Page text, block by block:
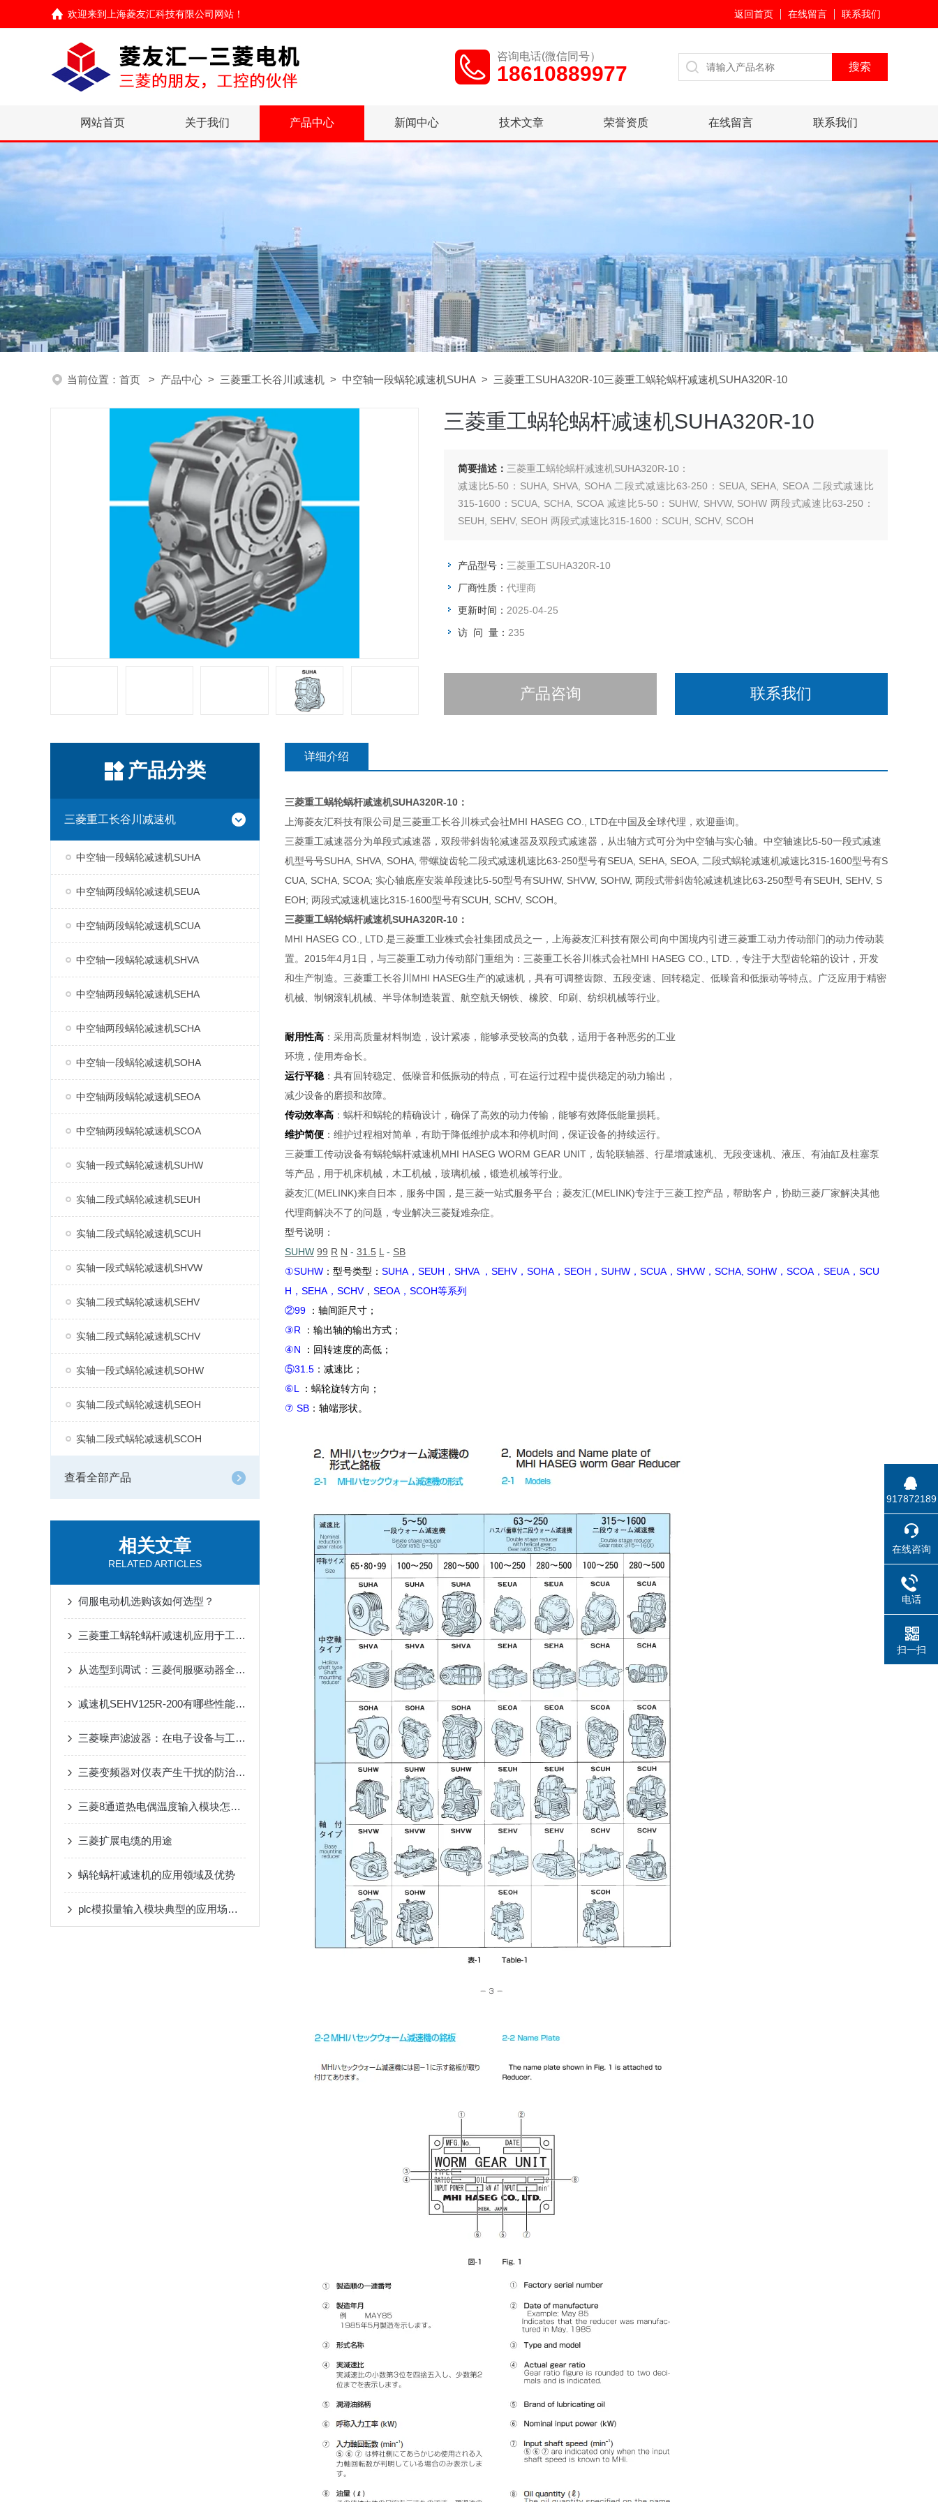
欢迎来到 上海菱友汇科技有限公司网站 ！ 返回首页 在线留言 联系我们
咨询电话(微信同号）
18610889977
网站首页 关于我们 产品中心 新闻中心 技术文章 荣誉资质 在线留言 联系我们
当前位置： 首页 > 产品中心 > 三菱重工长谷川减速机 > 中空轴一段蜗轮减速机SUHA > 三菱重工SUHA320R-10三菱重工蜗轮蜗杆减速机SUHA320R-10
三菱重工蜗轮蜗杆减速机SUHA320R-10
简要描述： 三菱重工蜗轮蜗杆减速机SUHA320R-10：
减速比5-50：SUHA, SHVA, SOHA 二段式减速比63-250：SEUA, SEHA, SEOA 二段式减速比
315-1600：SCUA, SCHA, SCOA 减速比5-50：SUHW, SHVW, SOHW 两段式减速比63-250：
SEUH, SEHV, SEOH 两段式减速比315-1600：SCUH, SCHV, SCOH
产品型号： 三菱重工SUHA320R-10
厂商性质： 代理商
更新时间： 2025-04-25
访 问 量： 235
产品咨询 联系我们
产品分类
三菱重工长谷川减速机
中空轴一段蜗轮减速机SUHA
中空轴两段蜗轮减速机SEUA
中空轴两段蜗轮减速机SCUA
中空轴一段蜗轮减速机SHVA
中空轴两段蜗轮减速机SEHA
中空轴两段蜗轮减速机SCHA
中空轴一段蜗轮减速机SOHA
中空轴两段蜗轮减速机SEOA
中空轴两段蜗轮减速机SCOA
实轴一段式蜗轮减速机SUHW
实轴二段式蜗轮减速机SEUH
实轴二段式蜗轮减速机SCUH
实轴一段式蜗轮减速机SHVW
实轴二段式蜗轮减速机SEHV
实轴二段式蜗轮减速机SCHV
实轴一段式蜗轮减速机SOHW
实轴二段式蜗轮减速机SEOH
实轴二段式蜗轮减速机SCOH
查看全部产品
相关文章
RELATED ARTICLES
伺服电动机选购该如何选型？
三菱重工蜗轮蜗杆减速机应用于工业领域
从选型到调试：三菱伺服驱动器全流程应用指南，新手也能快速上手
减速机SEHV125R-200有哪些性能参数和特点呢？
三菱噪声滤波器：在电子设备与工业自动化中实现电磁兼容性提升的关键工具
三菱变频器对仪表产生干扰的防治措施
三菱8通道热电偶温度输入模块怎么安装？
三菱扩展电缆的用途
蜗轮蜗杆减速机的应用领域及优势
plc模拟量输入模块典型的应用场景介绍
详细介绍
三菱重工蜗轮蜗杆减速机SUHA320R-10：
上海菱友汇科技有限公司是三菱重工长谷川株式会社MHI HASEG CO., LTD在中国及全球代理，欢迎垂询。
三菱重工减速器分为单段式减速器，双段带斜齿轮减速器及双段式减速器，从出轴方式可分为中空轴与实心轴。中空轴速比5-50一段式减速
机型号号SUHA, SHVA, SOHA, 带螺旋齿轮二段式减速机速比63-250型号有SEUA, SEHA, SEOA, 二段式蜗轮减速机减速比315-1600型号有S
CUA, SCHA, SCOA; 实心轴底座安装单段速比5-50型号有SUHW, SHVW, SOHW, 两段式带斜齿轮减速机速比63-250型号有SEUH, SEHV, S
EOH; 两段式减速机速比315-1600型号有SCUH, SCHV, SCOH。
三菱重工蜗轮蜗杆减速机SUHA320R-10：
MHI HASEG CO., LTD.是三菱重工业株式会社集团成员之一，上海菱友汇科技有限公司向中国境内引进三菱重工动力传动部门的动力传动装
置。2015年4月1日，与三菱重工动力传动部门重组为：三菱重工长谷川株式会社MHI HASEG CO., LTD.，专注于大型齿轮箱的设计，开发
和生产制造。三菱重工长谷川MHI HASEG生产的减速机，具有可调整齿隙、五段变速、回转稳定、低噪音和低振动等特点。广泛应用于精密
机械、制钢滚轧机械、半导体制造装置、航空航天钢铁、橡胶、印刷、纺织机械等行业。
耐用性高 ：采用高质量材料制造，设计紧凑，能够承受较高的负载，适用于各种恶劣的工业
环境，使用寿命长。
运行平稳 ：具有回转稳定、低噪音和低振动的特点，可在运行过程中提供稳定的动力输出，
减少设备的磨损和故障。
传动效率高 ：蜗杆和蜗轮的精确设计，确保了高效的动力传输，能够有效降低能量损耗。
维护简便 ：维护过程相对简单，有助于降低维护成本和停机时间，保证设备的持续运行。
三菱重工传动设备有蜗轮蜗杆减速机MHI HASEG WORM GEAR UNIT，齿轮联轴器、行星增减速机、无段变速机、液压、有油缸及柱塞泵
等产品，用于机床机械，木工机械，玻璃机械，锻造机械等行业。
菱友汇(MELINK)来自日本，服务中国，是三菱一站式服务平台；菱友汇(MELINK)专注于三菱工控产品，帮助客户，协助三菱厂家解决其他
代理商解决不了的问题，专业解决三菱疑难杂症。
型号说明：
SUHW 99 R N - 31.5 L - SB
①SUHW ：型号类型： SUHA，SEUH，SHVA ， SEHV，SOHA，SEOH，SUHW，SCUA，SHVW，SCHA, SOHW，SCOA，SEUA，SCU
H，SEHA，SCHV， SEOA，SCOH等系列
②99
：轴间距尺寸；
③R
：输出轴的输出方式；
④N
：回转速度的高低；
⑤31.5 ：减速比；
⑥L
：蜗轮旋转方向；
⑦ SB ：轴端形状。
917872189
在线咨询
电话
扫一扫